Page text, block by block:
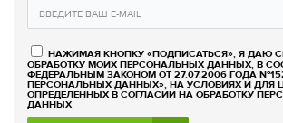
НАЖИМАЯ КНОПКУ «ПОДПИСАТЬСЯ», Я ДАЮ
ОБРАБОТКУ МОИХ ПЕРСОНАЛЬНЫХ ДАННЫХ, В
ФЕДЕРАЛЬНЫМ ЗАКОНОМ ОТ 27.07.2006 ГОДА
ПЕРСОНАЛЬНЫХ ДАННЫХ», НА УСЛОВИЯХ И ДЛЯ
ОПРЕДЕЛЕННЫХ В СОГЛАСИИ НА ОБРАБОТКУ
ДАННЫХ